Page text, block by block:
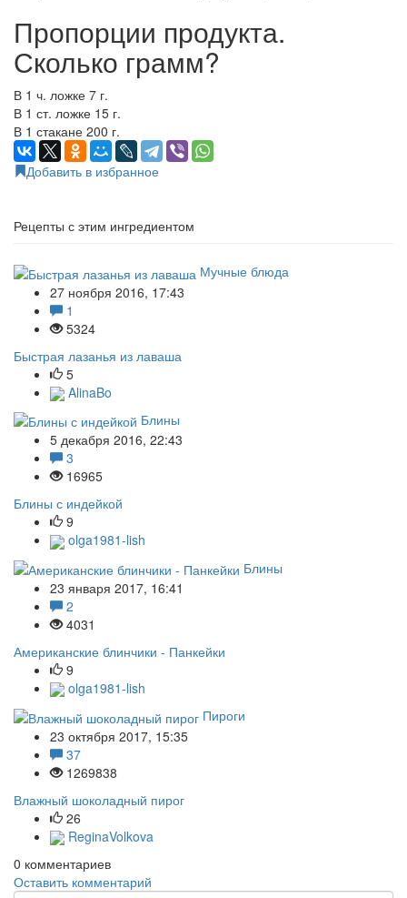
Пропорции продукта.
Сколько грамм?
В 1 ч. ложке 7 г.
В 1 ст. ложке 15 г.
В 1 стакане 200 г.
Добавить в избранное
Рецепты с этим ингредиентом
Мучные блюда
27 ноября 2016, 17:43
1
5324
Быстрая лазанья из лаваша
5
AlinaBo
Блины
5 декабря 2016, 22:43
3
16965
Блины с индейкой
9
olga1981-lish
Блины
23 января 2017, 16:41
2
4031
Американские блинчики - Панкейки
9
olga1981-lish
Пироги
23 октября 2017, 15:35
37
1269838
Влажный шоколадный пирог
26
ReginaVolkova
0 комментариев
Оставить комментарий